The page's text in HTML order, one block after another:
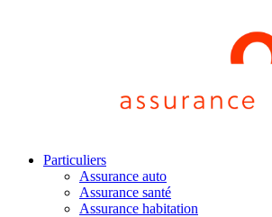
Particuliers
Assurance auto
Assurance santé
Assurance habitation